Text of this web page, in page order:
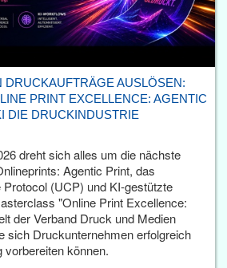
DRUCKAUFTRÄGE AUSLÖSEN:
PRINT EXCELLENCE: AGENTIC
DIE DRUCKINDUSTRIE
dreht sich alles um die nächste
Agentic Print, das
(UCP) und KI-gestützte
"Online Print Excellence:
der Verband Druck und Medien
sich Druckunternehmen erfolgreich
können.